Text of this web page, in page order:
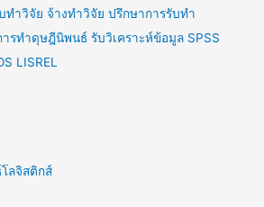
ทำวิจัย จ้างทำวิจัย ปรึกษาการรับทำ
รทำดุษฎีนิพนธ์ รับวิเคราะห์ข้อมูล SPSS
LISREL
ลจิสติกส์